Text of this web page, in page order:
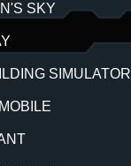
SKY
SIMULATOR